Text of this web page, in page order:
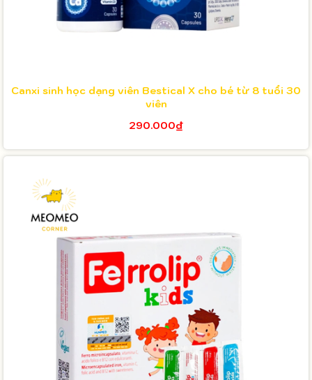
Canxi sinh học dạng viên Bestical X cho bé từ 8 tuổi 30
viên
290.000₫